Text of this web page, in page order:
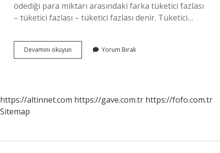
ödediği para miktarı arasındaki farka tüketici fazlası
– tüketici fazlası – tüketici fazlası denir. Tüketici…
Devamını okuyun
Rantı
Yorum Bırak
https://altinnet.com https://gave.com.tr https://fofo.com.tr
Sitemap